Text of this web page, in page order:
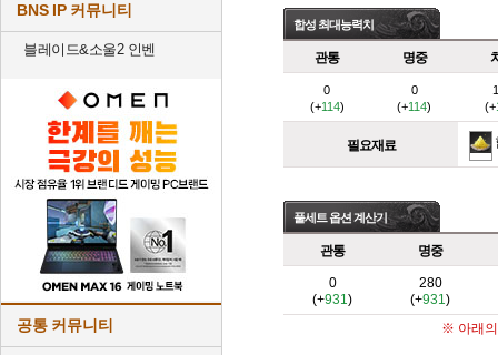
BNS IP 커뮤니티
블레이드&소울2 인벤
공통 커뮤니티
합성 최대능력치
관통 명중
0
(+114)
0
(+114)
(+
필요재료
풀세트 옵션 계산기
관통 명중
0
(+931)
280
(+931)
※ 아래의